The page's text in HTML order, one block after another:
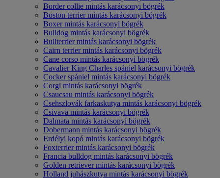
Border collie mintás karácsonyi bögrék
Boston terrier mintás karácsonyi bögrék
Boxer mintás karácsonyi bögrék
Bulldog mintás karácsonyi bögrék
Bullterrier mintás karácsonyi bögrék
Cairn terrier mintás karácsonyi bögrék
Cane corso mintás karácsonyi bögrék
Cavalier King Charles spániel karácsonyi bögrék
Cocker spániel mintás karácsonyi bögrék
Corgi mintás karácsonyi bögrék
Csaucsau mintás karácsonyi bögrék
Csehszlovák farkaskutya mintás karácsonyi bögrék
Csivava mintás karácsonyi bögrék
Dalmata mintás karácsonyi bögrék
Dobermann mintás karácsonyi bögrék
Erdélyi kopó mintás karácsonyi bögrék
Foxterrier mintás karácsonyi bögrék
Francia bulldog mintás karácsonyi bögrék
Golden retriever mintás karácsonyi bögrék
Holland juhászkutya mintás karácsonyi bögrék